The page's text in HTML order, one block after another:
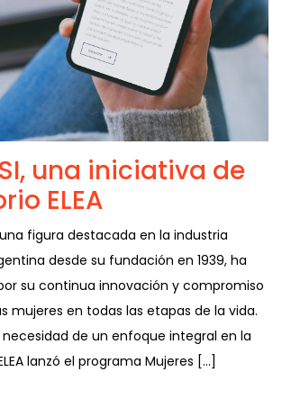
una iniciativa de
ELEA
una figura destacada en la industria
desde su fundación en 1939, ha
su continua innovación y compromiso
mujeres en todas las etapas de la vida.
necesidad de un enfoque integral en la
lanzó el programa Mujeres […]